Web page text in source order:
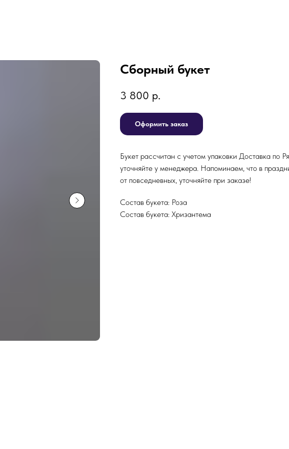
Сборный букет
3 800 р.
Оформить заказ
Букет рассчитан с учетом упаковки Доставка по
уточняйте у менеджера. Напоминаем, что в
от повседневных, уточняйте при заказе!
Состав букета: Роза
Состав букета: Хризантема